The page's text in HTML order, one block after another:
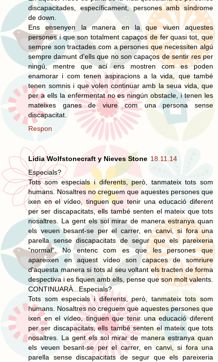
discapacitades, específicament, persones amb síndrome
de down.
Ens ensenyen la manera en la que viuen aquestes
persones i que son totalment capaços de fer quasi tot, que
sempre son tractades com a persones que necessiten algú
sempre damunt d'ells que no son capaços de sentir res per
ningú, mentre que ací ens mostren com es poden
enamorar i com tenen aspiracions a la vida, que també
tenen somnis i que volen continuar amb la seua vida, que
per a ells la enfermentat no es ningún obstacle, i tenen les
mateixes ganes de viure com una persona sense
discapacitat.
Respon
Lidia Wolfstonecraft y Nieves Stone 18.11.14
Especials?
Tots som especials i diferents, però, tanmateix tots som
humans. Nosaltres no creguem que aquestes persones que
ixen en el vídeo, tinguen que tenir una educació diferent
per ser discapacitats, ells també senten el mateix que tots
nosaltres. La gent els sol mirar de manera estranya quan
els veuen besant-se per el carrer, en canvi, si fora una
parella sense discapacitats de segur que els pareixeria
“normal”. No entenc com es que les persones que
apareixen en aquest vídeo son capaces de somriure
d'aquesta manera si tots al seu voltant els tracten de forma
despectiva i es fiquen amb ells, pense que son molt valents.
CONTINUARÀ...Especials?
Tots som especials i diferents, però, tanmateix tots som
humans. Nosaltres no creguem que aquestes persones que
ixen en el vídeo, tinguen que tenir una educació diferent
per ser discapacitats, ells també senten el mateix que tots
nosaltres. La gent els sol mirar de manera estranya quan
els veuen besant-se per el carrer, en canvi, si fora una
parella sense discapacitats de segur que els pareixeria